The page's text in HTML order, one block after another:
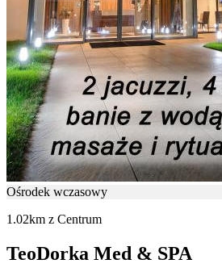
Ośrodek wczasowy
1.02km z Centrum
TeoDorka Med & SPA